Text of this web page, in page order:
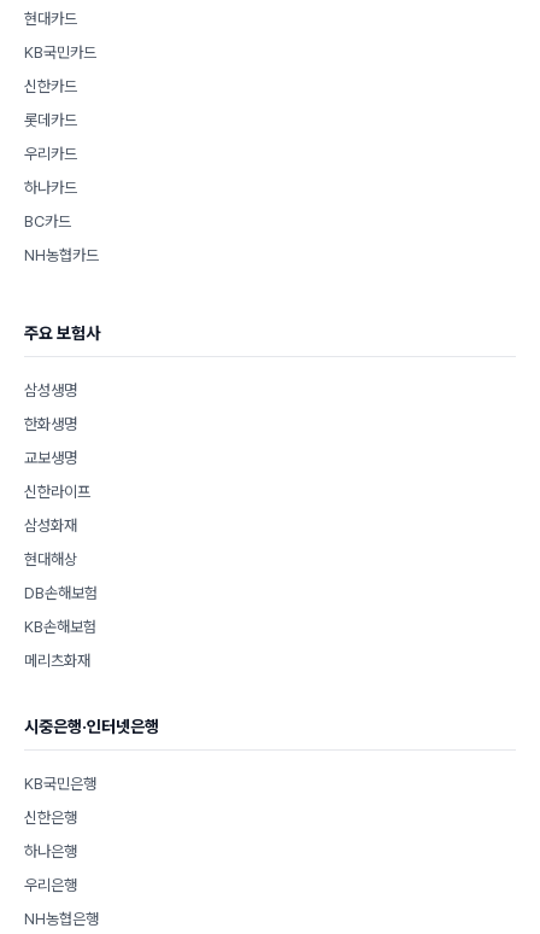
현대카드
KB국민카드
신한카드
롯데카드
우리카드
하나카드
BC카드
NH농협카드
주요 보험사
삼성생명
한화생명
교보생명
신한라이프
삼성화재
현대해상
DB손해보험
KB손해보험
메리츠화재
시중은행·인터넷은행
KB국민은행
신한은행
하나은행
우리은행
NH농협은행